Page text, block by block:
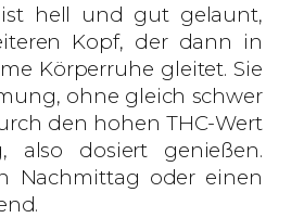
hell und gut gelaunt,
Kopf, der dann in
Körperruhe gleitet. Sie
ohne gleich schwer
den hohen THC-Wert
also dosiert genießen.
Nachmittag oder einen